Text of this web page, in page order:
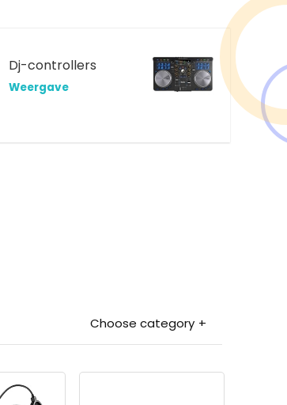
Dj-controllers
Weergave
Choose category